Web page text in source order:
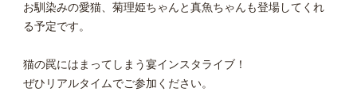
お馴染みの愛猫、菊理姫ちゃんと真魚ちゃんも登場してくれ
る予定です。
猫の罠にはまってしまう宴インスタライブ！
ぜひリアルタイムでご参加ください。